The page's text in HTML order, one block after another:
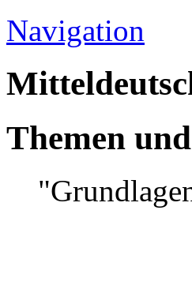
Navigation
Themen